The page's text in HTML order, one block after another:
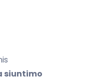
siuntimo